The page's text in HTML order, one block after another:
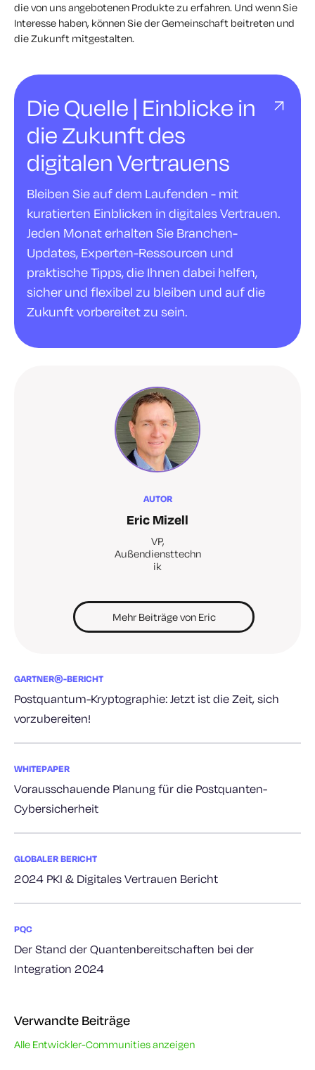
die von uns angebotenen Produkte zu erfahren. Und wenn Sie
Interesse haben, können Sie der Gemeinschaft beitreten und
die Zukunft mitgestalten.
Die Quelle | Einblicke in
die Zukunft des
digitalen Vertrauens
Bleiben Sie auf dem Laufenden - mit
kuratierten Einblicken in digitales Vertrauen.
Jeden Monat erhalten Sie Branchen-
Updates, Experten-Ressourcen und
praktische Tipps, die Ihnen dabei helfen,
sicher und flexibel zu bleiben und auf die
Zukunft vorbereitet zu sein.
AUTOR
Eric Mizell
VP,
Außendiensttechn
ik
Mehr Beiträge von Eric
GARTNER®-BERICHT
Postquantum-Kryptographie: Jetzt ist die Zeit, sich
vorzubereiten!
WHITEPAPER
Vorausschauende Planung für die Postquanten-
Cybersicherheit
GLOBALER BERICHT
2024 PKI & Digitales Vertrauen Bericht
PQC
Der Stand der Quantenbereitschaften bei der
Integration 2024
Verwandte Beiträge
Alle Entwickler-Communities anzeigen